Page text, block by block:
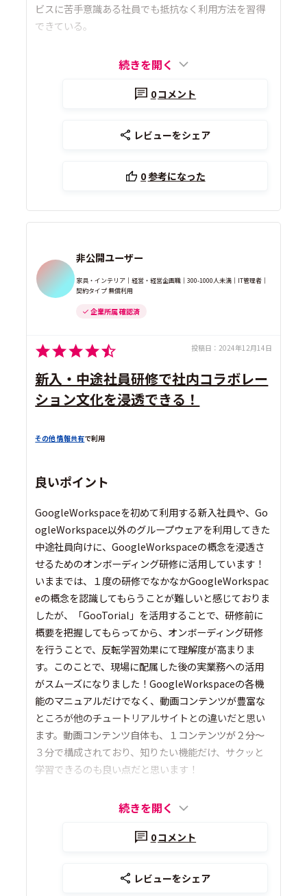
ビスに苦手意識ある社員でも抵抗なく利用方法を習得
できている。
続きを開く
0コメント
レビューをシェア
0参考になった
非公開ユーザー
家具・インテリア｜経営・経営企画職｜300-1000人未満｜IT管理者｜
契約タイプ 無償利用
企業所属 確認済
投稿日： 2024年12月14日
新入・中途社員研修で社内コラボレー
ション文化を浸透できる！
その他 情報共有で利用
良いポイント
GoogleWorkspaceを初めて利用する新入社員や、Go
ogleWorkspace以外のグループウェアを利用してきた
中途社員向けに、GoogleWorkspaceの概念を浸透さ
せるためのオンボーディング研修に活用しています！
いままでは、１度の研修でなかなかGoogleWorkspac
eの概念を認識してもらうことが難しいと感じておりま
したが、「GooTorial」を活用することで、研修前に
概要を把握してもらってから、オンボーディング研修
を行うことで、反転学習効果にて理解度が高まりま
す。このことで、現場に配属した後の実業務への活用
がスムーズになりました！GoogleWorkspaceの各機
能のマニュアルだけでなく、動画コンテンツが豊富な
ところが他のチュートリアルサイトとの違いだと思い
ます。動画コンテンツ自体も、１コンテンツが２分～
３分で構成されており、知りたい機能だけ、サクッと
学習できるのも良い点だと思います！
続きを開く
0コメント
レビューをシェア